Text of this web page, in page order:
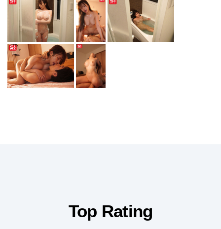
Top Rating